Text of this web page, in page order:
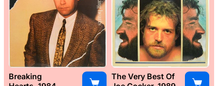
Breaking
The Very Best Of